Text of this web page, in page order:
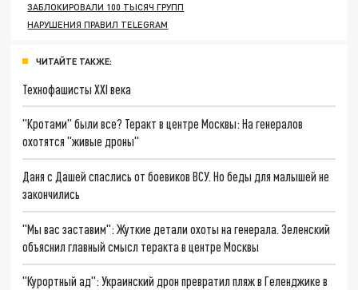
ЗАБЛОКИРОВАЛИ 100 ТЫСЯЧ ГРУПП
НАРУШЕНИЯ ПРАВИЛ TELEGRAM
ЧИТАЙТЕ ТАКЖЕ:
Технофашисты XXI века
"Кротами" были все? Теракт в центре Москвы: На генералов
охотятся "живые дроны"
Даня с Дашей спаслись от боевиков ВСУ. Но беды для малышей не
закончились
"Мы вас заставим": Жуткие детали охоты на генерала. Зеленский
объяснил главный смысл теракта в центре Москвы
"Курортный ад": Украинский дрон превратил пляж в Геленджике в